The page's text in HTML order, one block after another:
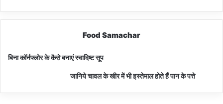
Food Samachar
बिना कॉर्नफ्लोर के कैसे बनाएं स्वादिष्ट सूप
जानिये चावल के खीर में भी इस्तेमाल होते हैं पान के पत्ते